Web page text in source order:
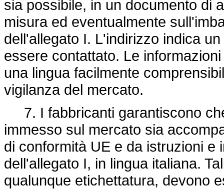
sia possibile, in un documento di
misura ed eventualmente
dell'allegato I. L'indirizzo indica
essere contattato. Le
una lingua facilmente
vigilanza del mercato.
7. I fabbricanti garantiscono
immesso sul mercato sia
di conformità UE e da istruzioni e
dell'allegato I, in lingua italiana.
qualunque etichettatura, devono